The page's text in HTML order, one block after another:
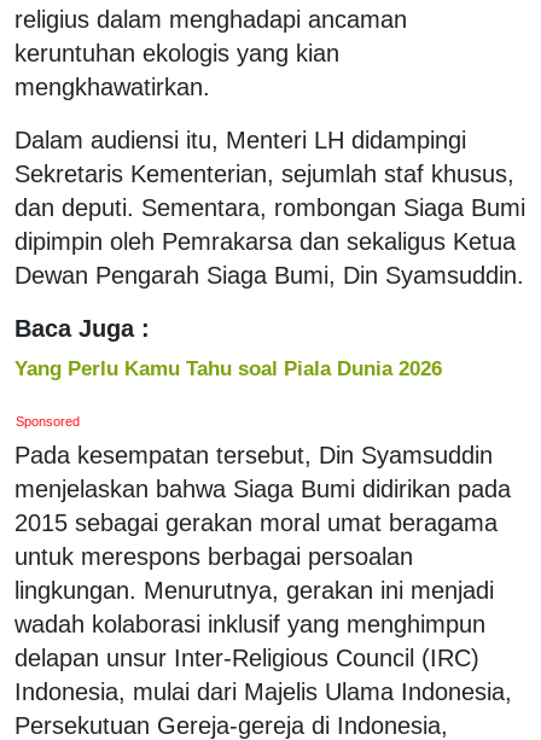
religius dalam menghadapi ancaman
keruntuhan ekologis yang kian
mengkhawatirkan.
Dalam audiensi itu, Menteri LH didampingi
Sekretaris Kementerian, sejumlah staf khusus,
dan deputi. Sementara, rombongan Siaga Bumi
dipimpin oleh Pemrakarsa dan sekaligus Ketua
Dewan Pengarah Siaga Bumi, Din Syamsuddin.
Baca Juga :
Yang Perlu Kamu Tahu soal Piala Dunia 2026
Sponsored
Pada kesempatan tersebut, Din Syamsuddin
menjelaskan bahwa Siaga Bumi didirikan pada
2015 sebagai gerakan moral umat beragama
untuk merespons berbagai persoalan
lingkungan. Menurutnya, gerakan ini menjadi
wadah kolaborasi inklusif yang menghimpun
delapan unsur Inter-Religious Council (IRC)
Indonesia, mulai dari Majelis Ulama Indonesia,
Persekutuan Gereja-gereja di Indonesia,